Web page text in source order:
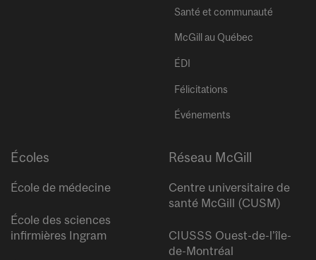
Santé et communauté
McGill au Québec
ÉDI
Félicitations
Événements
Écoles
École de médecine
École des sciences
infirmières Ingram
Réseau McGill
Centre universitaire de
santé McGill (CUSM)
CIUSSS Ouest-de-l’île-
de-Montréal